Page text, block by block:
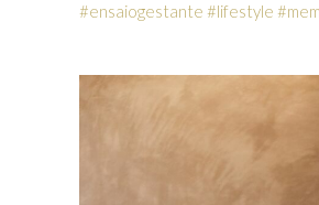
#ensaiogestante #lifestyle